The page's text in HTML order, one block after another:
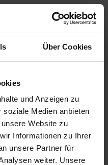
Über Cookies
und Anzeigen zu
soziale Medien anbieten
Website zu
Informationen zu Ihrer
unsere Partner für
weiter. Unsere